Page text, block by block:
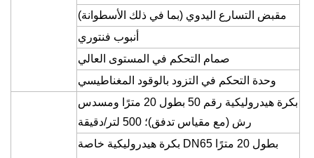
مقبض التسارع اليدوي (بما في ذلك الأسطوانة)
أنبوب فنتوري
صمام التحكم في المستوى العالي
وحدة التحكم في التزود بالوقود المغناطيسي
بكرة هيدروليكية رقم 50 بطول 20 مترًا ومسدس
رش (مع مقياس تدفق)؛ 500 لتر/دقيقة
بكرة هيدروليكية خاصة DN65 بطول 20 مترًا